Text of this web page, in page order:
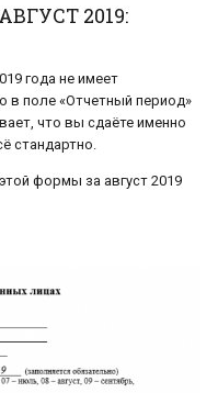
2019:
года не имеет
в поле «Отчетный период»
что вы сдаёте именно
стандартно.
формы за август 2019